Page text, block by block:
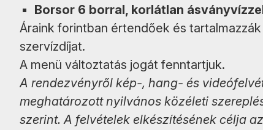
Borsor 6 borral, korlátlan
Áraink forintban értendőek és
szervízdíjat.
A menü változtatás jogát fenntartjuk.
A rendezvényről kép-, hang- és
meghatározott nyilvános közéleti
szerint. A felvételek elkészítésének célja